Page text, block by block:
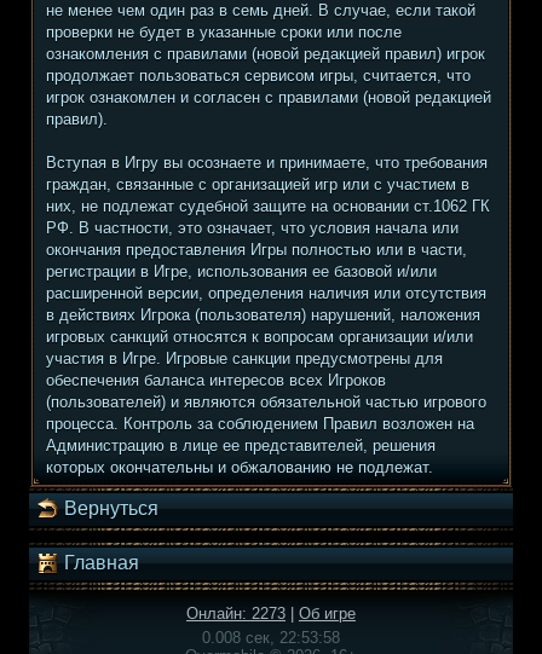
не менее чем один раз в семь дней. В случае, если такой
проверки не будет в указанные сроки или после
ознакомления с правилами (новой редакцией правил) игрок
продолжает пользоваться сервисом игры, считается, что
игрок ознакомлен и согласен с правилами (новой редакцией
правил).
Вступая в Игру вы осознаете и принимаете, что требования
граждан, связанные с организацией игр или с участием в
них, не подлежат судебной защите на основании ст.1062 ГК
РФ. В частности, это означает, что условия начала или
окончания предоставления Игры полностью или в части,
регистрации в Игре, использования ее базовой и/или
расширенной версии, определения наличия или отсутствия
в действиях Игрока (пользователя) нарушений, наложения
игровых санкций относятся к вопросам организации и/или
участия в Игре. Игровые санкции предусмотрены для
обеспечения баланса интересов всех Игроков
(пользователей) и являются обязательной частью игрового
процесса. Контроль за соблюдением Правил возложен на
Администрацию в лице ее представителей, решения
которых окончательны и обжалованию не подлежат.
Вернуться
Главная
Онлайн: 2273
Об игре
0.008 сек, 22:53:58